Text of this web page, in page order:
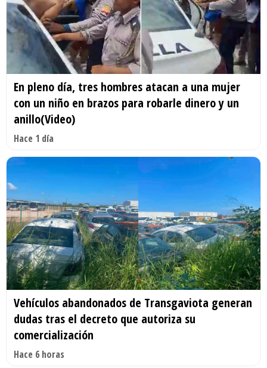
En pleno día, tres hombres atacan a una mujer
con un niño en brazos para robarle dinero y un
anillo(Video)
Hace 1 día
Vehículos abandonados de Transgaviota generan
dudas tras el decreto que autoriza su
comercialización
Hace 6 horas